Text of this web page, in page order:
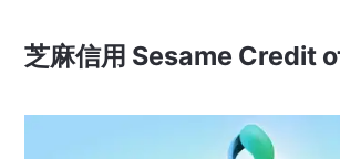
芝麻信用 Sesame Credit